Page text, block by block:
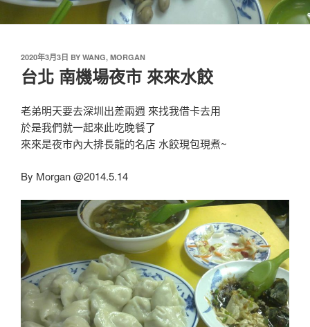
2020年3月3日 BY WANG, MORGAN
台北 南機場夜市 來來水餃
老弟明天要去深圳出差兩週 來找我借卡去用
於是我們就一起來此吃晚餐了
來來是夜市內大排長龍的名店 水餃現包現煮~
By Morgan @2014.5.14